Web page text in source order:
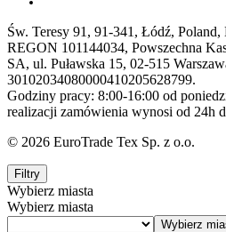
Św. Teresy 91, 91-341, Łódź,
REGON 101144034, Powszechna
SA, ul. Puławska 15, 02-515
30102034080000410205628799.
Godziny pracy: 8:00-16:00 od
realizacji zamówienia wynosi od 24h
© 2026 EuroTrade Tex Sp. z o.o.
Filtry
Wybierz miasta
Wybierz miasta